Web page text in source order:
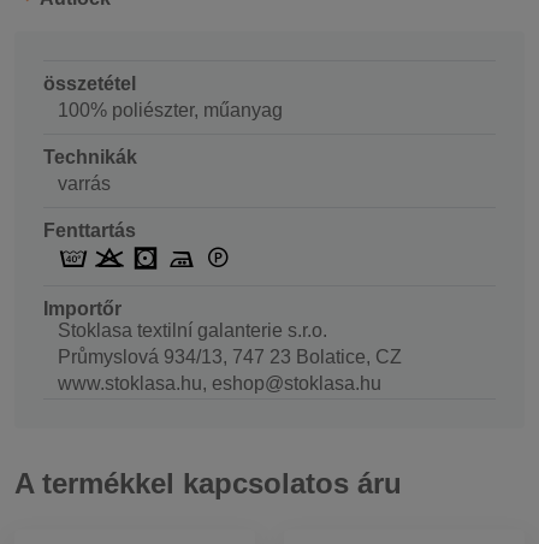
összetétel
100% poliészter, műanyag
Technikák
varrás
Fenttartás
Importőr
Stoklasa textilní galanterie s.r.o.
Průmyslová 934/13, 747 23 Bolatice, CZ
www.stoklasa.hu, eshop@stoklasa.hu
A termékkel kapcsolatos áru